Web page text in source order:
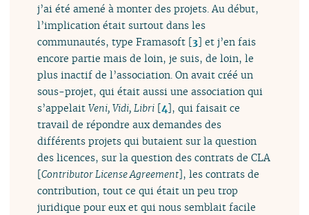
j’ai été amené à monter des projets. Au début,
l’implication était surtout dans les
communautés, type Framasoft [3] et j’en fais
encore partie mais de loin, je suis, de loin, le
plus inactif de l’association. On avait créé un
sous-projet, qui était aussi une association qui
s’appelaitVeni, Vidi, Libri [4], qui faisait ce
travail de répondre aux demandes des
différents projets qui butaient sur la question
des licences, sur la question des contrats de CLA
[Contributor License Agreement], les contrats de
contribution, tout ce qui était un peu trop
juridique pour eux et qui nous semblait facile